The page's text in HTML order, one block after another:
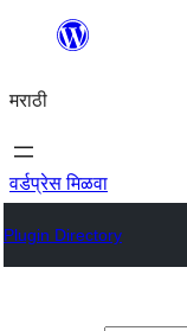
सामुग्रीवर
मराठी
वर्डप्रेस मिळवा
Plugin Directory